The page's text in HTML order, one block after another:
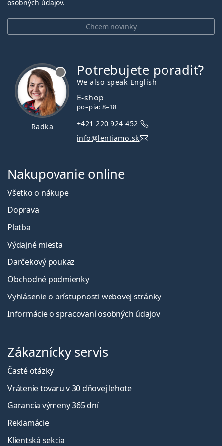
Chcem novinky
osobných údajov.
Radka
Potrebujete poradiť?
We also speak English
E-shop
po–pia: 8–18
+421 220 924 452
info@lentiamo.sk
Nakupovanie online
Všetko o nákupe
Doprava
Platba
Výdajné miesta
Darčekový poukaz
Obchodné podmienky
Vyhlásenie o prístupnosti webovej stránky
Informácie o spracovaní osobných údajov
Zákaznícky servis
Časté otázky
Vrátenie tovaru v 30 dňovej lehote
Garancia výmeny 365 dní
Reklamácie
Klientská sekcia